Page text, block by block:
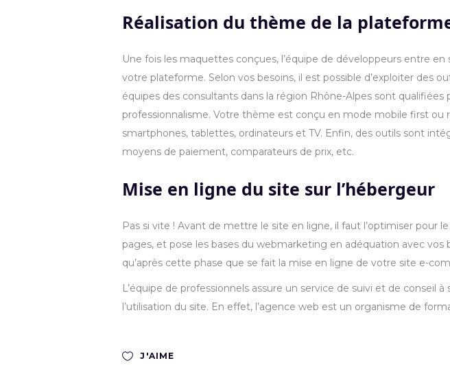
Réalisation du thème de la
Une fois les maquettes conçues, l’équipe de développeurs entre
votre plateforme. Selon vos besoins, il est possible d’exploiter des
équipes des consultants dans la région Rhône-Alpes sont
professionnalisme. Votre thème est conçu en mode mobile first
smartphones, tablettes, ordinateurs et TV. Enfin, des outils sont
moyens de paiement, comparateurs de prix, etc.
Mise en ligne du site sur l’hébergeur
Pas si vite ! Avant de mettre le site en ligne, il faut l’optimiser pour
pages, et pose les bases du webmarketing en adéquation avec
qu’après cette phase que se fait la mise en ligne de votre site e-
L’équipe de professionnels assure un service de suivi et de
l’utilisation du site. En effet, l’agence web est un organisme de
J'AIME